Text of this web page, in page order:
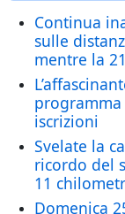
Continua
sulle
mentre la
iscrizioni
Svelate la
ricordo del
11
Domenica